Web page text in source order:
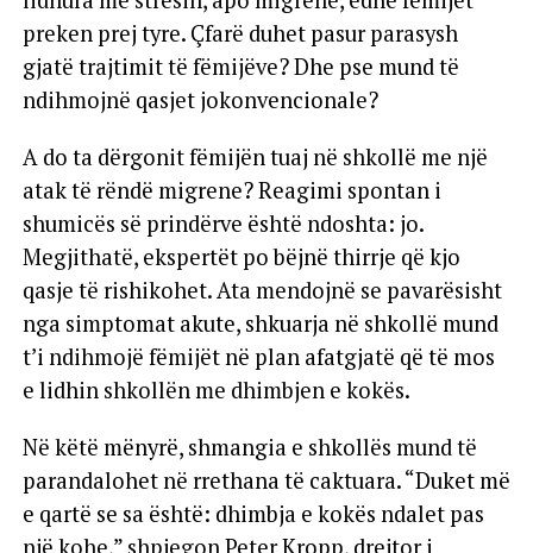
preken prej tyre. Çfarë duhet pasur parasysh
gjatë trajtimit të fëmijëve? Dhe pse mund të
ndihmojnë qasjet jokonvencionale?
A do ta dërgonit fëmijën tuaj në shkollë me një
atak të rëndë migrene? Reagimi spontan i
shumicës së prindërve është ndoshta: jo.
Megjithatë, ekspertët po bëjnë thirrje që kjo
qasje të rishikohet. Ata mendojnë se pavarësisht
nga simptomat akute, shkuarja në shkollë mund
t’i ndihmojë fëmijët në plan afatgjatë që të mos
e lidhin shkollën me dhimbjen e kokës.
Në këtë mënyrë, shmangia e shkollës mund të
parandalohet në rrethana të caktuara. “Duket më
e qartë se sa është: dhimbja e kokës ndalet pas
një kohe,” shpjegon Peter Kropp, drejtor i